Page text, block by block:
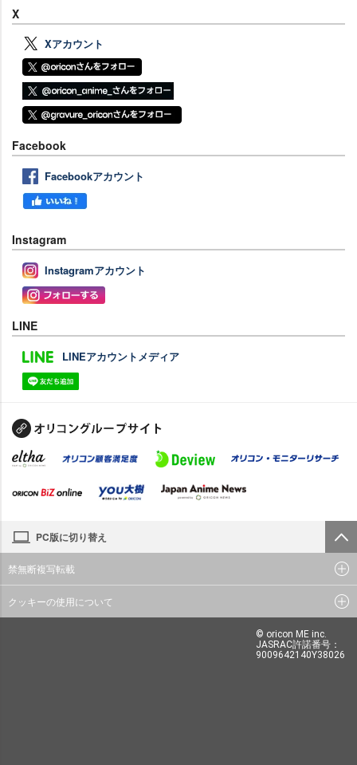
X
Xアカウント
Facebook
Facebookアカウント
Instagram
Instagramアカウント
LINE
LINEアカウントメディア
PC版に切り替え
禁無断複写転載
クッキーの使用について
© oricon ME inc.
JASRAC許諾番号：
9009642140Y38026